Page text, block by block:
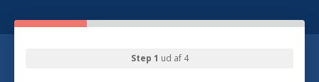
Step 1 ud af 4